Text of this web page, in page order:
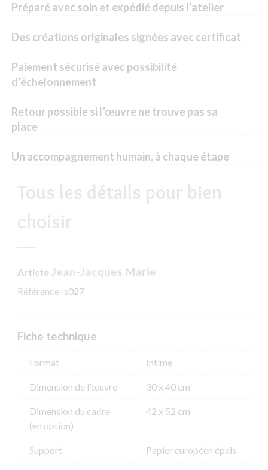
Préparé avec soin et expédié depuis l’atelier
Des créations originales signées avec certificat
Paiement sécurisé avec possibilité
d’échelonnement
Retour possible si l’œuvre ne trouve pas sa
place
Un accompagnement humain, à chaque étape
Tous les détails pour bien
choisir
Artiste Jean-Jacques Marie
Référence s027
Fiche technique
Format Intime
Dimension de l'​œuvre 30 x 40 cm
Dimension du cadre
(en option)
42 x 52 cm
Support Papier européen épais